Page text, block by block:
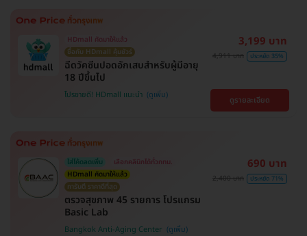
HDmall คัดมาให้แล้ว
ซื้อกับ HDmall คุ้มชัวร์
ฉีดวัคซีนปอดอักเสบสำหรับผู้มีอายุ
18 ปีขึ้นไป
โปรขายดี! HDmall แนะนำ
3,199 บาท
4,911 บาท ประหยัด 35%
ดูรายละเอียด
ใส่โค้ดลดเพิ่ม
เลือกคลินิกได้ทั่วกทม.
HDmall คัดมาให้แล้ว
การันตี ราคาดีที่สุด
ตรวจสุขภาพ 45 รายการ โปรแกรม
Basic Lab
Bangkok Anti-Aging Center
690 บาท
2,400 บาท ประหยัด 71%